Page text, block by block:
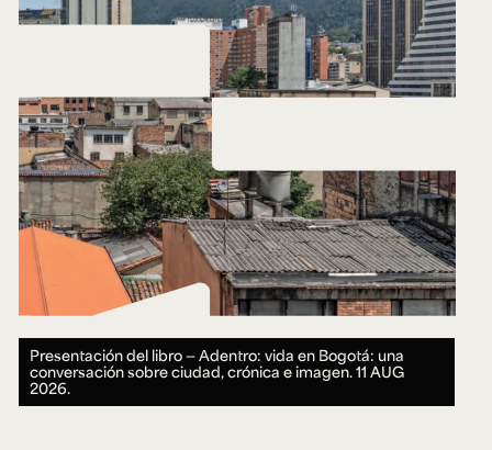
Presentación del libro — Adentro: vida en Bogotá: una
conversación sobre ciudad, crónica e imagen.11 AUG
2026.